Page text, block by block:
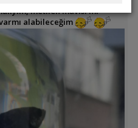
metilen mavisi mi
alabileceğim